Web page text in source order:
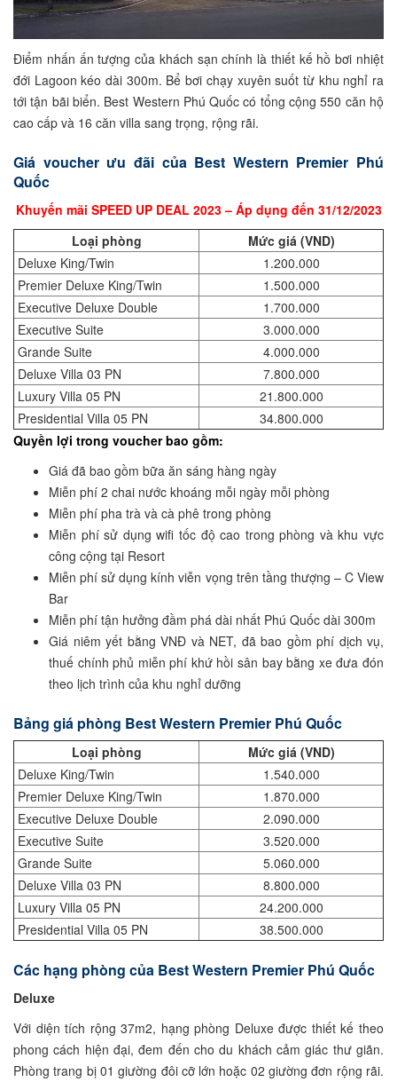
Điểm nhấn ấn tượng của khách sạn chính là thiết kế hồ bơi nhiệt
đới Lagoon kéo dài 300m. Bể bơi chạy xuyên suốt từ khu nghỉ ra
tới tận bãi biển. Best Western Phú Quốc có tổng cộng 550 căn hộ
cao cấp và 16 căn villa sang trọng, rộng rãi.
Giá voucher ưu đãi của Best Western Premier Phú
Quốc
Khuyến mãi SPEED UP DEAL 2023 – Áp dụng đến 31/12/2023
Loại phòng
Mức giá (VND)
Deluxe King/Twin
1.200.000
Premier Deluxe King/Twin
1.500.000
Executive Deluxe Double
1.700.000
Executive Suite
3.000.000
Grande Suite
4.000.000
Deluxe Villa 03 PN
7.800.000
Luxury Villa 05 PN
21.800.000
Presidential Villa 05 PN
34.800.000
Quyền lợi trong voucher bao gồm:
Giá đã bao gồm bữa ăn sáng hàng ngày
Miễn phí 2 chai nước khoáng mỗi ngày mỗi phòng
Miễn phí pha trà và cà phê trong phòng
Miễn phí sử dụng wifi tốc độ cao trong phòng và khu vực
công cộng tại Resort
Miễn phí sử dụng kính viễn vọng trên tầng thượng – C View
Bar
Miễn phí tận hưởng đầm phá dài nhất Phú Quốc dài 300m
Giá niêm yết bằng VNĐ và NET, đã bao gồm phí dịch vụ,
thuế chính phủ miễn phí khứ hồi sân bay bằng xe đưa đón
theo lịch trình của khu nghỉ dưỡng
Bảng giá phòng Best Western Premier Phú Quốc
Loại phòng
Mức giá (VND)
Deluxe King/Twin
1.540.000
Premier Deluxe King/Twin
1.870.000
Executive Deluxe Double
2.090.000
Executive Suite
3.520.000
Grande Suite
5.060.000
Deluxe Villa 03 PN
8.800.000
Luxury Villa 05 PN
24.200.000
Presidential Villa 05 PN
38.500.000
Các hạng phòng của Best Western Premier Phú Quốc
Deluxe
Với diện tích rộng 37m2, hạng phòng Deluxe được thiết kế theo
phong cách hiện đại, đem đến cho du khách cảm giác thư giãn.
Phòng trang bị 01 giường đôi cỡ lớn hoặc 02 giường đơn rộng rãi.